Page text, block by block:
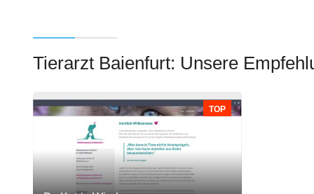
Tierarzt Baienfurt: Unsere
TOP